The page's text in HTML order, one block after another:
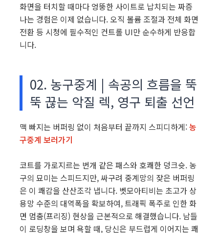
화면을 터치할 때마다 엉뚱한 사이트로 납치되는 짜증
나는 경험은 이제 없습니다. 오직 볼륨 조절과 전체 화면
전환 등 시청에 필수적인 컨트롤 UI만 순수하게 반응합
니다.
02. 농구중계 | 속공의 흐름을 뚝
뚝 끊는 악질 렉, 영구 퇴출 선언
맥 빠지는 버퍼링 없이 처음부터 끝까지 스피디하게:농
구중계 보러가기
코트를 가로지르는 번개 같은 패스와 호쾌한 덩크슛. 농
구의 묘미는 스피드지만, 싸구려 중계망의 잦은 버퍼링
은 이 쾌감을 산산조각 냅니다. 벳모아티비는 초고가 상
용망 수준의 대역폭을 확보하여, 트래픽 폭주로 인한 화
면 멈춤(프리징) 현상을 근본적으로 해결했습니다. 남들
이 로딩창을 보며 욕할 때, 당신은 부드럽게 이어지는 쾌